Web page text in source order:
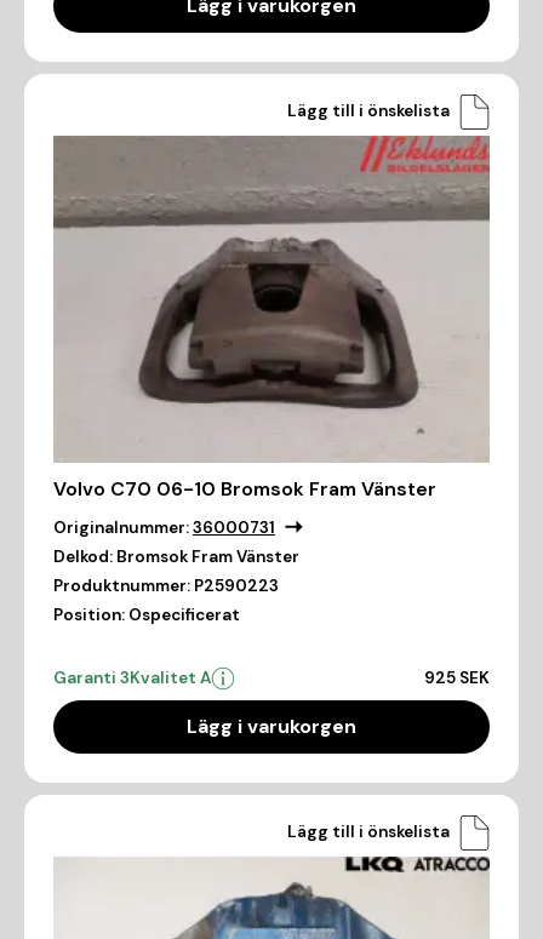
Lägg i varukorgen
Lägg till i önskelista
Volvo C70 06-10 Bromsok Fram Vänster
Originalnummer:36000731
Delkod: Bromsok Fram Vänster
Produktnummer: P2590223
Position: Ospecificerat
Garanti 3Kvalitet A 925 SEK
Lägg i varukorgen
Lägg till i önskelista